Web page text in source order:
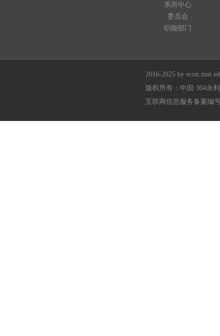
系所中心
委员会
职能部门
2016-2025 by
版权所有：中国·304永
互联网信息服务备案编